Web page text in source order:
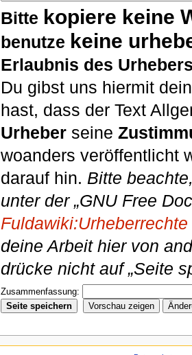
Bitte kopiere keine
benutze keine
Erlaubnis des
Du gibst uns hiermit
hast, dass der Text
Urheberseine
woanders veröffentlicht
darauf hin. Bitte
unter der „GNU Free
Fuldawiki:Urheberrechte
deine Arbeit hier von
drücke nicht auf „Seite
Zusammenfassung: